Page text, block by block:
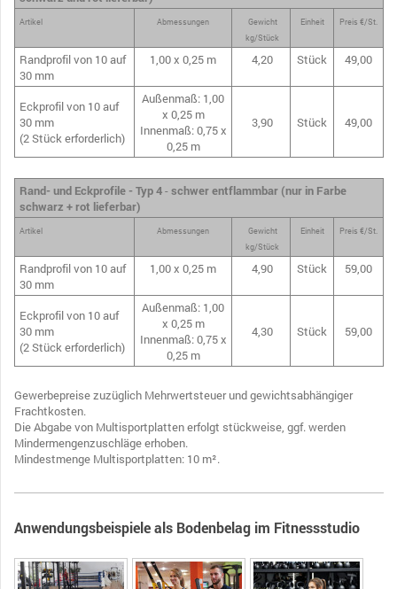
Artikel Abmessungen
Gewicht
kg/Stück
Einheit Preis €/St.
Randprofil von 10 auf
30 mm
1,00 x 0,25 m 4,20 Stück 49,00
Eckprofil von 10 auf
30 mm
(2 Stück erforderlich)
Außenmaß: 1,00
x 0,25 m
Innenmaß: 0,75 x
0,25 m
3,90 Stück 49,00
Rand- und Eckprofile - Typ 4-schwer entflammbar (nur in Farbe
schwarz + rot lieferbar)
Artikel Abmessungen
Gewicht
kg/Stück
Einheit Preis €/St.
Randprofil von 10 auf
30 mm
1,00 x 0,25 m 4,90 Stück 59,00
Eckprofil von 10 auf
30 mm
(2 Stück erforderlich)
Außenmaß: 1,00
x 0,25 m
Innenmaß: 0,75 x
0,25 m
4,30 Stück 59,00
Gewerbepreise zuzüglich Mehrwertsteuer und gewichtsabhängiger
Frachtkosten .
Die Abgabe von Multisportplatten erfolgt stückweise, ggf. werden
Mindermengenzuschläge erhoben.
Mindestmenge Multisportplatten: 10 m².
Anwendungsbeispiele als Bodenbelag im Fitnessstudio